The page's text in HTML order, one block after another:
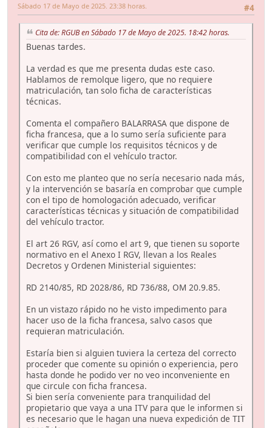
#4
Sábado 17 de Mayo de 2025. 23:38 horas.
Cita de: RGUB en Sábado 17 de Mayo de 2025. 18:42 horas.
Buenas tardes.
La verdad es que me presenta dudas este caso.
Hablamos de remolque ligero, que no requiere
matriculación, tan solo ficha de características
técnicas.
Comenta el compañero BALARRASA que dispone de
ficha francesa, que a lo sumo sería suficiente para
verificar que cumple los requisitos técnicos y de
compatibilidad con el vehículo tractor.
Con esto me planteo que no sería necesario nada más,
y la intervención se basaría en comprobar que cumple
con el tipo de homologación adecuado, verificar
características técnicas y situación de compatibilidad
del vehículo tractor.
El art 26 RGV, así como el art 9, que tienen su soporte
normativo en el Anexo I RGV, llevan a los Reales
Decretos y Ordenen Ministerial siguientes:
RD 2140/85, RD 2028/86, RD 736/88, OM 20.9.85.
En un vistazo rápido no he visto impedimento para
hacer uso de la ficha francesa, salvo casos que
requieran matriculación.
Estaría bien si alguien tuviera la certeza del correcto
proceder que comente su opinión o experiencia, pero
hasta donde he podido ver no veo inconveniente en
que circule con ficha francesa.
Si bien sería conveniente para tranquilidad del
propietario que vaya a una ITV para que le informen si
es necesario que le hagan una nueva expedición de TIT